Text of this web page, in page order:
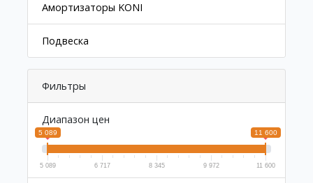
Амортизаторы KONI
Подвеска
Фильтры
Диапазон цен
5 089 11 600
5 089 6 717 8 345 9 972 11 600